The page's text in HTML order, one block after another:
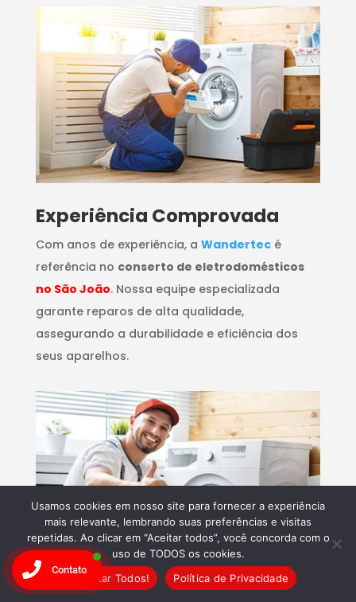
​Experiência Comprovada
Com anos de experiência, a Wandertecé
referência no conserto de eletrodomésticos
no São João. Nossa equipe especializada
garante reparos de alta qualidade,
assegurando a durabilidade e eficiência dos
seus aparelhos.
Usamos cookies em nosso site para fornecer a experiência
mais relevante, lembrando suas preferências e visitas
repetidas. Ao clicar em “Aceitar todos”, você concorda com o
uso de TODOS os cookies.
Aceitar Todos!
Política de Privacidade
Contato